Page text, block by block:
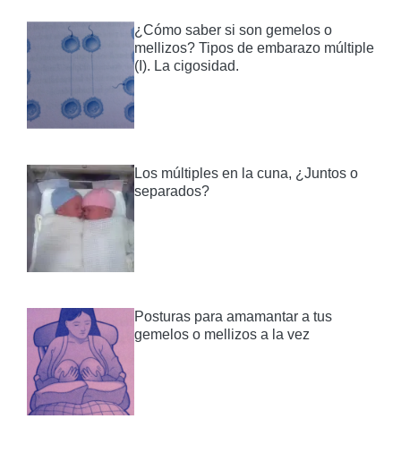
¿Cómo saber si son gemelos o
mellizos? Tipos de embarazo múltiple
(I). La cigosidad.
Los múltiples en la cuna, ¿Juntos o
separados?
Posturas para amamantar a tus
gemelos o mellizos a la vez